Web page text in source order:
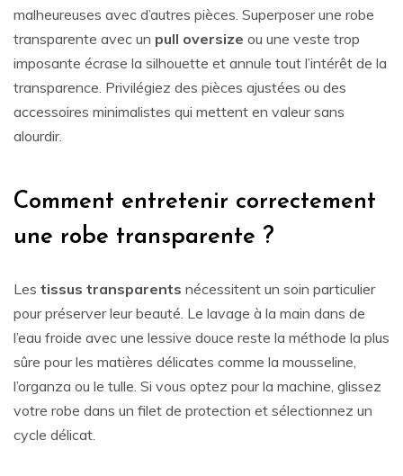
malheureuses avec d’autres pièces. Superposer une robe
transparente avec un pull oversize ou une veste trop
imposante écrase la silhouette et annule tout l’intérêt de la
transparence. Privilégiez des pièces ajustées ou des
accessoires minimalistes qui mettent en valeur sans
alourdir.
Comment entretenir correctement
une robe transparente ?
Les tissus transparents nécessitent un soin particulier
pour préserver leur beauté. Le lavage à la main dans de
l’eau froide avec une lessive douce reste la méthode la plus
sûre pour les matières délicates comme la mousseline,
l’organza ou le tulle. Si vous optez pour la machine, glissez
votre robe dans un filet de protection et sélectionnez un
cycle délicat.